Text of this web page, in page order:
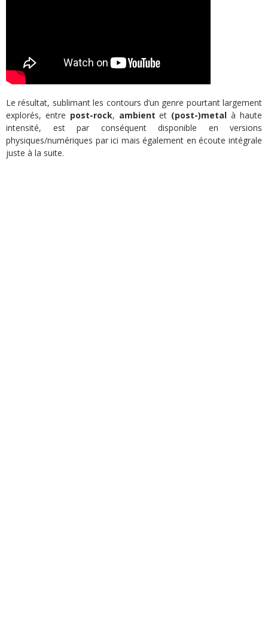
Le résultat, sublimant les contours d’un genre pourtant largement
explorés, entre post-rock, ambient et (post-)metal à haute
intensité, est par conséquent disponible en versions
physiques/numériques par ici mais également en écoute intégrale
juste à la suite.